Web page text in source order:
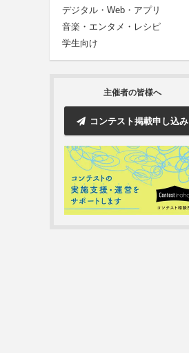
デジタル・Web・アプリ
音楽・エンタメ・レシピ
学生向け
主催者の皆様へ
コンテスト掲載申し込み